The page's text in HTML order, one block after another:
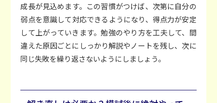
成長が見込めます。この習慣がつけば、次第に自分の
弱点を意識して対応できるようになり、得点力が安定
して上がっていきます。勉強のやり方を工夫して、間
違えた原因ごとにしっかり解説やノートを残し、次に
同じ失敗を繰り返さないようにしましょう。